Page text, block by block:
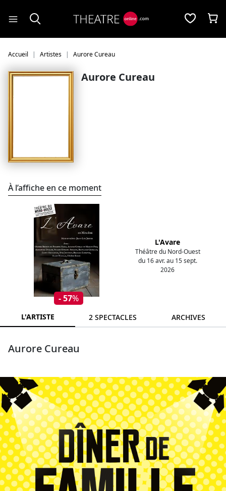
Accueil Artistes Aurore Cureau
Aurore Cureau
À l’affiche en ce moment
- 57%
L'Avare
Théâtre du Nord-Ouest
du 16 avr. au 15 sept.
2026
L'ARTISTE 2 SPECTACLES ARCHIVES
Aurore Cureau